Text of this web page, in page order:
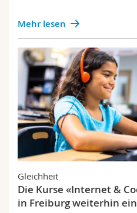
Mehr lesen
Gleichheit
Die Kurse «Internet &
in Freiburg weiterhin